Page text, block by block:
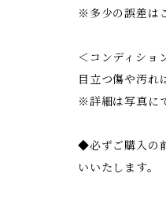
※多少の誤差は
＜コンディショ
目立つ傷や汚れ
※詳細は写真に
◆必ずご購入の
いいたします。